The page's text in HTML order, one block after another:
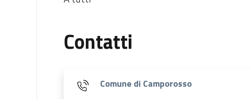
Contatti
Comune di Camporosso